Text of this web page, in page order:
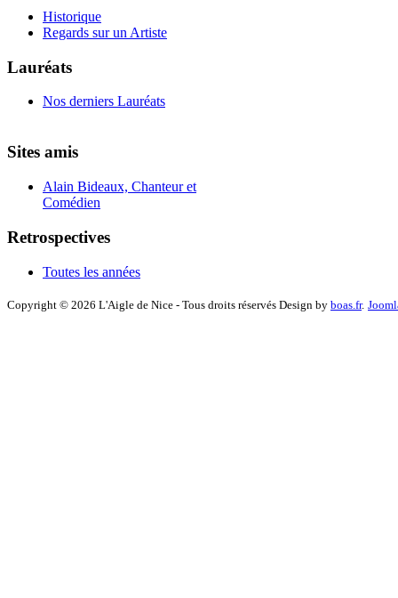
Historique
Regards sur un Artiste
Lauréats
Nos derniers Lauréats
Sites amis
Alain Bideaux, Chanteur et
Comédien
Retrospectives
Toutes les années
Copyright © 2026 L'Aigle de Nice - Tous droits réservés Design by boas.fr.